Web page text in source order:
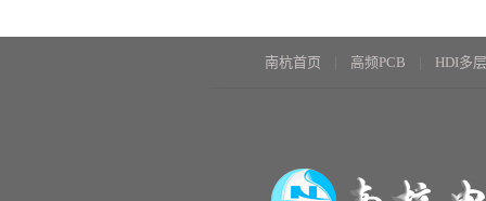
南杭首页 高频PCB HDI多